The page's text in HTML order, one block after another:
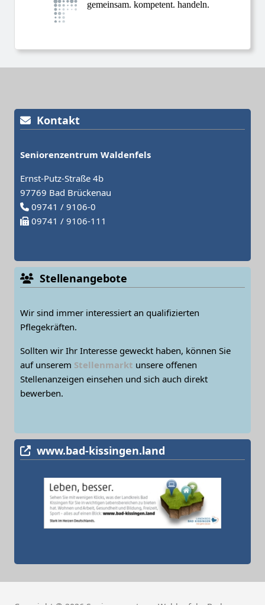
Kontakt
Seniorenzentrum Waldenfels
Ernst-Putz-Straße 4b
97769 Bad Brückenau
09741 / 9106-0
09741 / 9106-111
Stellenangebote
Wir sind immer interessiert an qualifizierten
Pflegekräften.
Sollten wir Ihr Interesse geweckt haben, können Sie
auf unserem Stellenmarkt unsere offenen
Stellenanzeigen einsehen und sich auch direkt
bewerben.
www.bad-kissingen.land